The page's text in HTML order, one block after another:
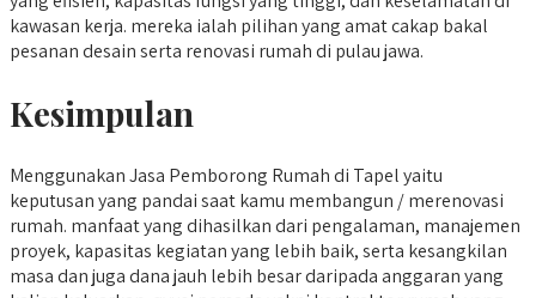
kawasan kerja. mereka ialah pilihan yang amat cakap bakal
pesanan desain serta renovasi rumah di pulau jawa.
Kesimpulan
Menggunakan Jasa Pemborong Rumah di Tapel yaitu
keputusan yang pandai saat kamu membangun / merenovasi
rumah. manfaat yang dihasilkan dari pengalaman, manajemen
proyek, kapasitas kegiatan yang lebih baik, serta kesangkilan
masa dan juga dana jauh lebih besar daripada anggaran yang